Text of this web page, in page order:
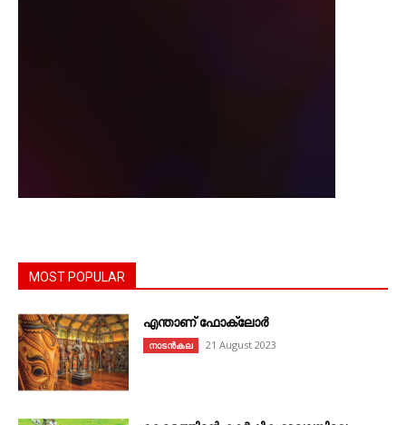
MOST POPULAR
എന്താണ്‌ ഫോക്‌ലോർ
നാടൻകല 21 August 2023